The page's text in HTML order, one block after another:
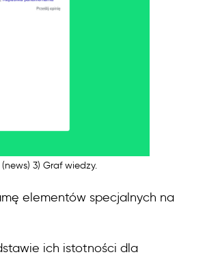
3) Graf wiedzy.
elementów specjalnych na
ich istotności dla